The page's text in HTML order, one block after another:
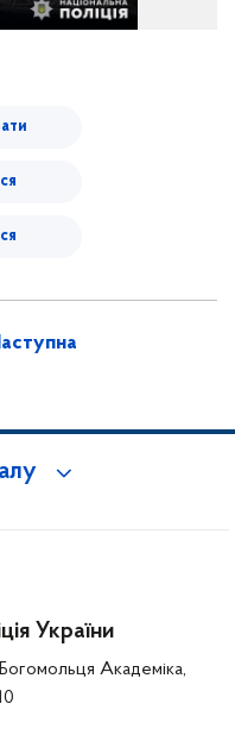
України
Богомольця Академіка,